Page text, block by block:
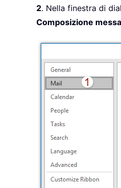
2. Nella finestra di
Composizione